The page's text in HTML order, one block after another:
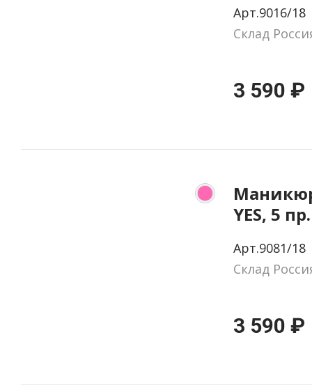
цвет
Арт.9016/18
Склад
3 590 ₽
YES, 5
цвет
Арт.9081/18
Склад
3 590 ₽